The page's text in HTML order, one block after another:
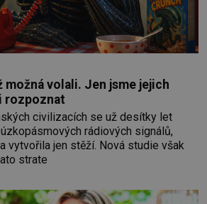
možná volali. Jen jsme jejich
rozpoznat
civilizacích se už desítky let
rádiových signálů,
vytvořila jen stěží. Nová studie však
strate